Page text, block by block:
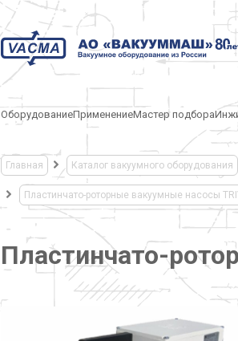
ОборудованиеПрименениеМастер подбора
Главная Каталог вакуумного оборудования
Пластинчато-роторные вакуумные насосы
Пластинчато-